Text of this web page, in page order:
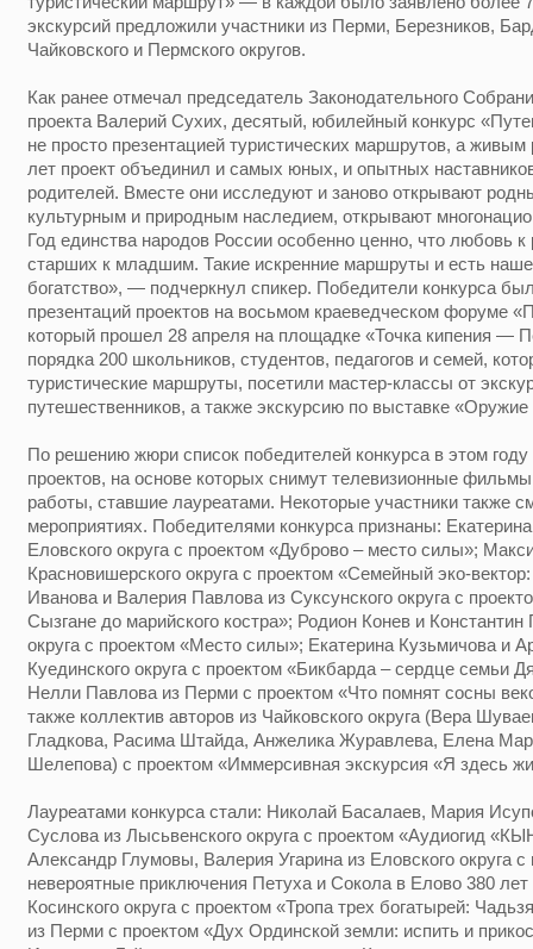
экскурсий предложили участники из Перми, Березников,
Чайковского и Пермского округов.
Как ранее отмечал председатель Законодательного
проекта Валерий Сухих, десятый, юбилейный конкурс
не просто презентацией туристических маршрутов, а живым
лет проект объединил и самых юных, и опытных
родителей. Вместе они исследуют и заново открывают
культурным и природным наследием, открывают
Год единства народов России особенно ценно, что любовь
старших к младшим. Такие искренние маршруты и есть наше
богатство», — подчеркнул спикер. Победители конкурса
презентаций проектов на восьмом краеведческом форуме
который прошел 28 апреля на площадке «Точка кипения —
порядка 200 школьников, студентов, педагогов и семей,
туристические маршруты, посетили мастер-классы от
путешественников, а также экскурсию по выставке
По решению жюри список победителей конкурса в этом
проектов, на основе которых снимут телевизионные
работы, ставшие лауреатами. Некоторые участники также
мероприятиях. Победителями конкурса признаны:
Еловского округа с проектом «Дуброво – место силы»;
Красновишерского округа с проектом «Семейный эко-
Иванова и Валерия Павлова из Суксунского округа с
Сызгане до марийского костра»; Родион Конев и
округа с проектом «Место силы»; Екатерина Кузьмичова и
Куединского округа с проектом «Бикбарда – сердце семьи
Нелли Павлова из Перми с проектом «Что помнят сосны
также коллектив авторов из Чайковского округа (Вера
Гладкова, Расима Штайда, Анжелика Журавлева, Елена
Шелепова) с проектом «Иммерсивная экскурсия «Я здесь
Лауреатами конкурса стали: Николай Басалаев, Мария
Суслова из Лысьвенского округа с проектом «Аудиогид
Александр Глумовы, Валерия Угарина из Еловского округа
невероятные приключения Петуха и Сокола в Елово 380
Косинского округа с проектом «Тропа трех богатырей:
из Перми с проектом «Дух Ординской земли: испить и